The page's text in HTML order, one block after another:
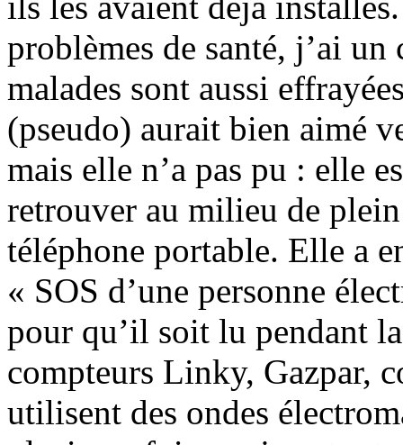
problèmes de santé, j’ai un
malades sont aussi
(pseudo) aurait bien aimé
mais elle n’a pas pu : elle
retrouver au milieu de
téléphone portable. Elle a
« SOS d’une personne
pour qu’il soit lu pendant
compteurs Linky, Gazpar,
utilisent des ondes